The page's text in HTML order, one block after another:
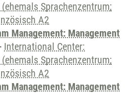
Sprachenzentrum;
A2
Management: Management
International Center:
Sprachenzentrum;
A2
Management: Management